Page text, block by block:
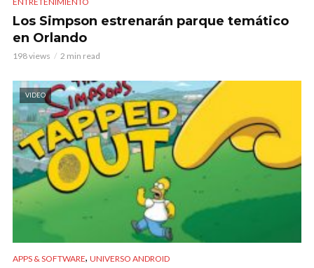
Los Simpson estrenarán parque temático
en Orlando
198 views 2 min read
VIDEO
APPS & SOFTWARE, UNIVERSO ANDROID